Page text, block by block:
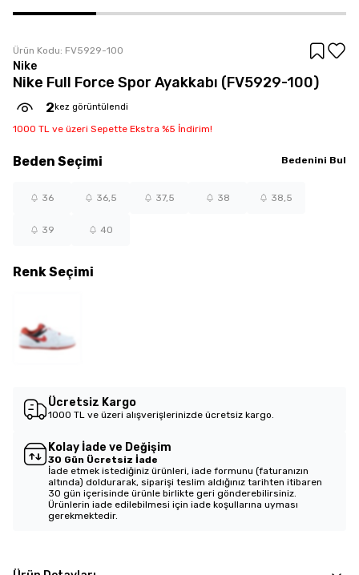
Ürün Kodu: FV5929-100
Nike
Nike Full Force Spor Ayakkabı (FV5929-100)
2 kez görüntülendi
1000 TL ve üzeri Sepette Ekstra %5 İndirim!
RenkSeçimi
Beden Seçimi Bedenini Bul
36 36,5 37,5 38 38,5
39 40
Ücretsiz Kargo
1000 TL ve üzeri alışverişlerinizde ücretsiz kargo.
Kolay İade ve Değişim
30 Gün Ücretsiz İade
İade etmek istediğiniz ürünleri, iade formunu (faturanızın
altında) doldurarak, siparişi teslim aldığınız tarihten itibaren
30 gün içerisinde ürünle birlikte geri gönderebilirsiniz.
Ürünlerin iade edilebilmesi için iade koşullarına uyması
gerekmektedir.